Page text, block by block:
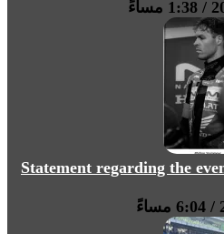
Statement regarding the